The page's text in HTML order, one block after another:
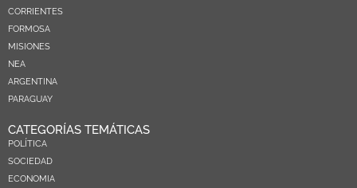
CORRIENTES
FORMOSA
MISIONES
NEA
ARGENTINA
PARAGUAY
CATEGORÍAS TEMÁTICAS
POLÍTICA
SOCIEDAD
ECONOMIA